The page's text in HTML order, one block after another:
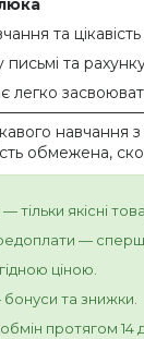
та
письмі та
легко
навчання з
обмежена,
тільки якісні
—
ціною.
та знижки.
протягом 14